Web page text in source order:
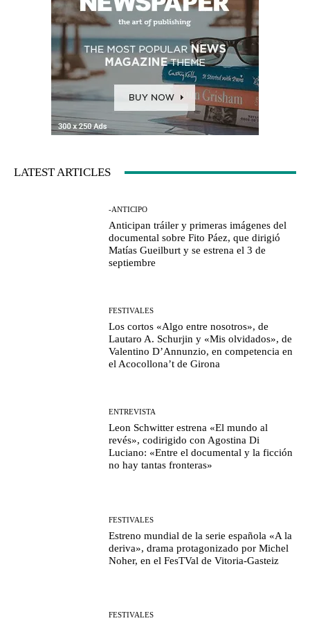
LATEST ARTICLES
-ANTICIPO
Anticipan tráiler y primeras imágenes del
documental sobre Fito Páez, que dirigió
Matías Gueilburt y se estrena el 3 de
septiembre
FESTIVALES
Los cortos «Algo entre nosotros», de
Lautaro A. Schurjin y «Mis olvidados», de
Valentino D’Annunzio, en competencia en
el Acocollona’t de Girona
ENTREVISTA
Leon Schwitter estrena «El mundo al
revés», codirigido con Agostina Di
Luciano: «Entre el documental y la ficción
no hay tantas fronteras»
FESTIVALES
Estreno mundial de la serie española «A la
deriva», drama protagonizado por Michel
Noher, en el FesTVal de Vitoria-Gasteiz
FESTIVALES